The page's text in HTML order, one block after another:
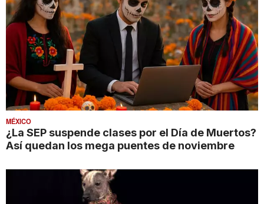
MÉXICO
¿La SEP suspende clases por el Día de Muertos?
Así quedan los mega puentes de noviembre